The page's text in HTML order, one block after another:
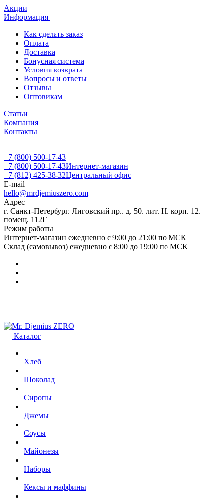
Акции
Информация
Как сделать заказ
Оплата
Доставка
Бонусная система
Условия возврата
Вопросы и ответы
Отзывы
Оптовикам
Статьи
Компания
Контакты
+7 (800) 500-17-43
+7 (800) 500-17-43Интернет-магазин
+7 (812) 425-38-32Центральный офис
E-mail
hello@mrdjemiuszero.com
Адрес
г. Санкт-Петербург, Лиговский пр., д. 50, лит. Н, корп. 12,
помещ. 112Г
Режим работы
Интернет-магазин ежедневно с 9:00 до 21:00 по МСК
Склад (самовывоз) ежедневно с 8:00 до 19:00 по МСК
Каталог
Хлеб
Шоколад
Сиропы
Джемы
Соусы
Майонезы
Наборы
Кексы и маффины